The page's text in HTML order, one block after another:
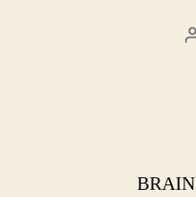
BRAIN